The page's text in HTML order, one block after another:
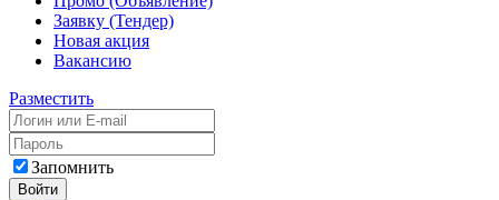
Заявку (Тендер)
Новая акция
Вакансию
Разместить
Запомнить
Войти